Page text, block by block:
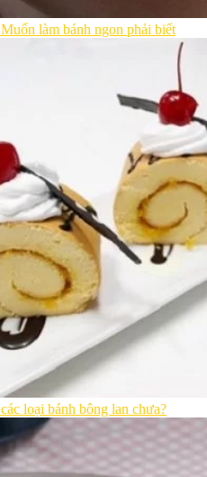
làm bánh ngon phải biết
loại bánh bông lan chưa?